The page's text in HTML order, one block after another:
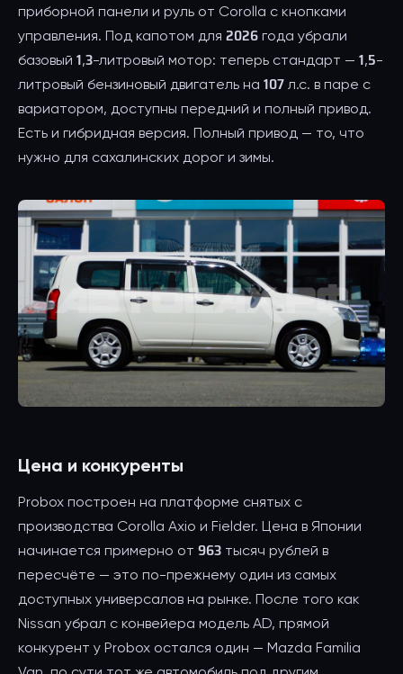
приборной панели и руль от Corolla с кнопками
управления. Под капотом для 2026 года убрали
базовый 1,3-литровый мотор: теперь стандарт — 1,5-
литровый бензиновый двигатель на 107 л.с. в паре с
вариатором, доступны передний и полный привод.
Есть и гибридная версия. Полный привод — то, что
нужно для сахалинских дорог и зимы.
Цена и конкуренты
Probox построен на платформе снятых с
производства Corolla Axio и Fielder. Цена в Японии
начинается примерно от 963 тысяч рублей в
пересчёте — это по-прежнему один из самых
доступных универсалов на рынке. После того как
Nissan убрал с конвейера модель AD, прямой
конкурент у Probox остался один — Mazda Familia